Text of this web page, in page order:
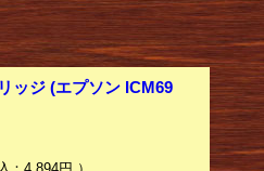
ッジ (エプソン ICM69